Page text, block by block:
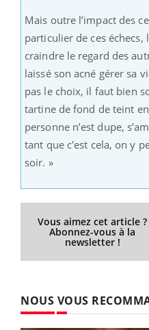
Mais outre l’impact des
particulier de ces
craindre le regard des
laissé son acné gérer sa
pas le choix, il faut bien
tartine de fond de teint
personne n’est dupe,
tant que c'est cela, on y
soir. »
Vous aimez cet article ?
Abonnez-vous à la
newsletter !
NOUS VOUS